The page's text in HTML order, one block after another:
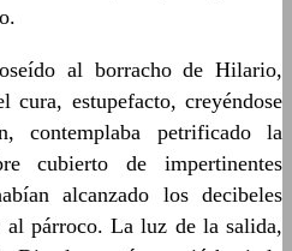
al borracho de Hilario,
cura, estupefacto, creyéndose
contemplaba petrificado la
cubierto de impertinentes
alcanzado los decibeles
al párroco. La luz de la salida,